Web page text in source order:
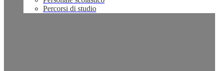
Percorsi di studio